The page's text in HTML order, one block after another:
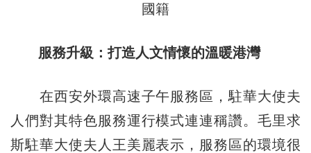
國籍
服務升級：打造人文情懷的溫暖港灣
在西安外環高速子午服務區，駐華大使夫
人們對其特色服務運行模式連連稱讚。毛里求
斯駐華大使夫人王美麗表示，服務區的環境很